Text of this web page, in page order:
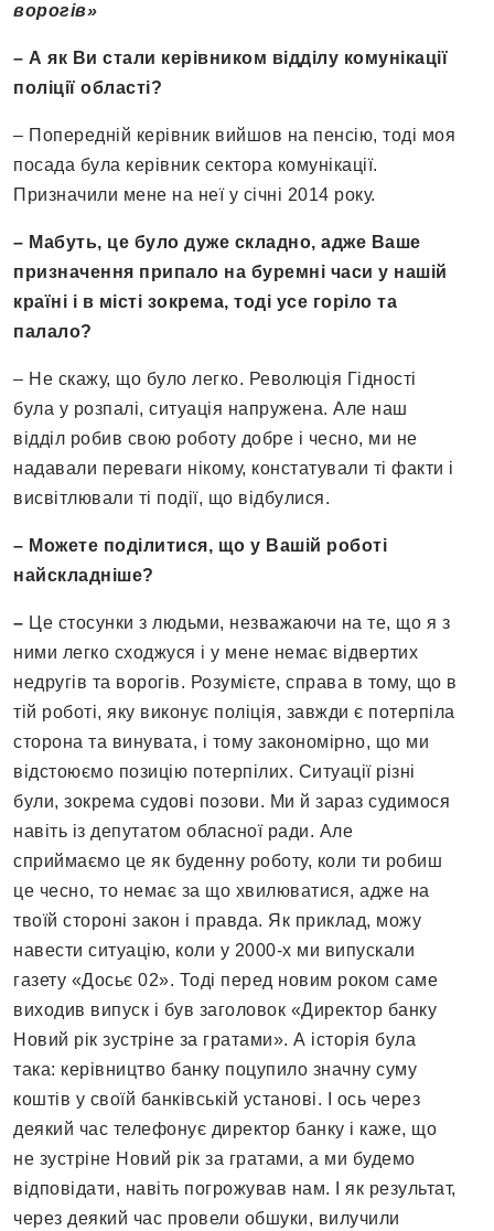
ворогів»
– А як Ви стали керівником відділу комунікації
поліції області?
– Попередній керівник вийшов на пенсію, тоді моя
посада була керівник сектора комунікації.
Призначили мене на неї у січні 2014 року.
– Мабуть, це було дуже складно, адже Ваше
призначення припало на буремні часи у нашій
країні і в місті зокрема, тоді усе горіло та
палало?
– Не скажу, що було легко. Революція Гідності
була у розпалі, ситуація напружена. Але наш
відділ робив свою роботу добре і чесно, ми не
надавали переваги нікому, констатували ті факти і
висвітлювали ті події, що відбулися.
– Можете поділитися, що у Вашій роботі
найскладніше?
– Це стосунки з людьми, незважаючи на те, що я з
ними легко сходжуся і у мене немає відвертих
недругів та ворогів. Розумієте, справа в тому, що в
тій роботі, яку виконує поліція, завжди є потерпіла
сторона та винувата, і тому закономірно, що ми
відстоюємо позицію потерпілих. Ситуації різні
були, зокрема судові позови. Ми й зараз судимося
навіть із депутатом обласної ради. Але
сприймаємо це як буденну роботу, коли ти робиш
це чесно, то немає за що хвилюватися, адже на
твоїй стороні закон і правда. Як приклад, можу
навести ситуацію, коли у 2000-х ми випускали
газету «Досьє 02». Тоді перед новим роком саме
виходив випуск і був заголовок «Директор банку
Новий рік зустріне за гратами». А історія була
така: керівництво банку поцупило значну суму
коштів у своїй банківській установі. І ось через
деякий час телефонує директор банку і каже, що
не зустріне Новий рік за гратами, а ми будемо
відповідати, навіть погрожував нам. І як результат,
через деякий час провели обшуки, вилучили